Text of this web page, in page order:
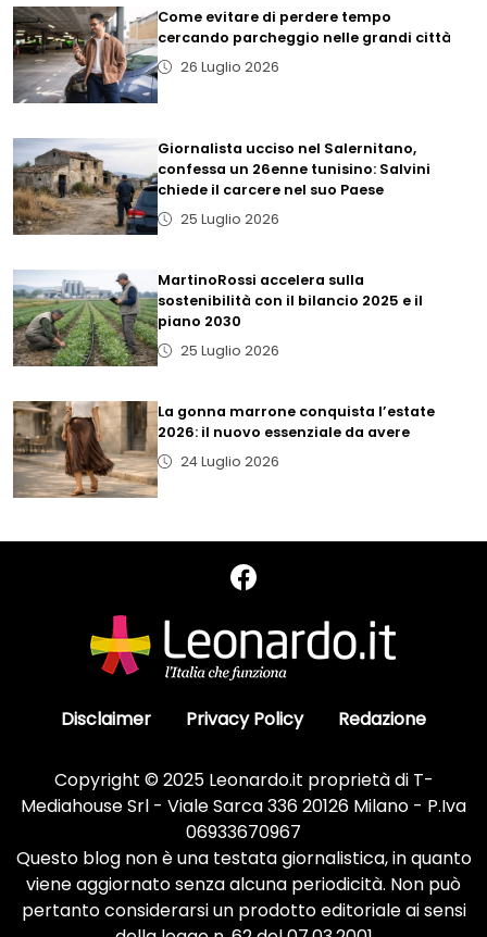
Come evitare di perdere tempo
cercando parcheggio nelle grandi città
26 Luglio 2026
Giornalista ucciso nel Salernitano,
confessa un 26enne tunisino: Salvini
chiede il carcere nel suo Paese
25 Luglio 2026
MartinoRossi accelera sulla
sostenibilità con il bilancio 2025 e il
piano 2030
25 Luglio 2026
La gonna marrone conquista l’estate
2026: il nuovo essenziale da avere
24 Luglio 2026
Disclaimer Privacy Policy Redazione
Copyright © 2025 Leonardo.it proprietà di T-
Mediahouse Srl - Viale Sarca 336 20126 Milano - P.Iva
06933670967
Questo blog non è una testata giornalistica, in quanto
viene aggiornato senza alcuna periodicità. Non può
pertanto considerarsi un prodotto editoriale ai sensi